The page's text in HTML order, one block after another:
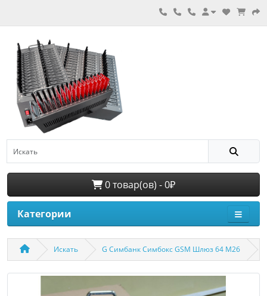
0 товар(ов) - 0₽
Категории
Искать G Симбанк Симбокс GSM Шлюз 64 M26